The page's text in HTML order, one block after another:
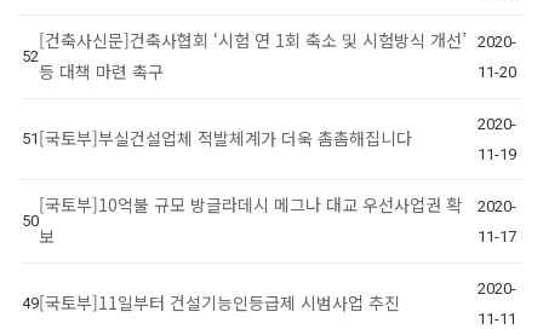
52
[건축사신문]건축사협회 ‘시험 연 1회 축소 및 시험방식 개선’
등 대책 마련 촉구
2020-
11-20
51 [국토부]부실건설업체 적발체계가 더욱 촘촘해집니다
2020-
11-19
50
[국토부]10억불 규모 방글라데시 메그나 대교 우선사업권 확
보
2020-
11-17
49[국토부]11일부터 건설기능인등급제 시범사업 추진
2020-
11-11